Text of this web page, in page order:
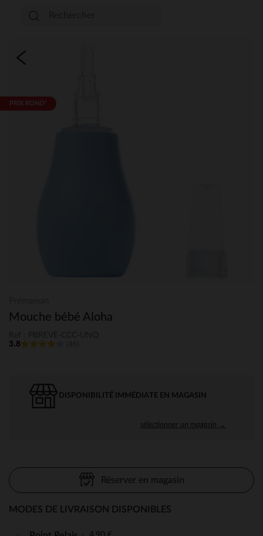
PRIX ROND*
Mouche bébé Aloha
3.8
DISPONIBILITÉ IMMÉDIATE EN MAGASIN
sélectionner un magasin →
Réserver en magasin
MODES DE LIVRAISON DISPONIBLES
4,90 €